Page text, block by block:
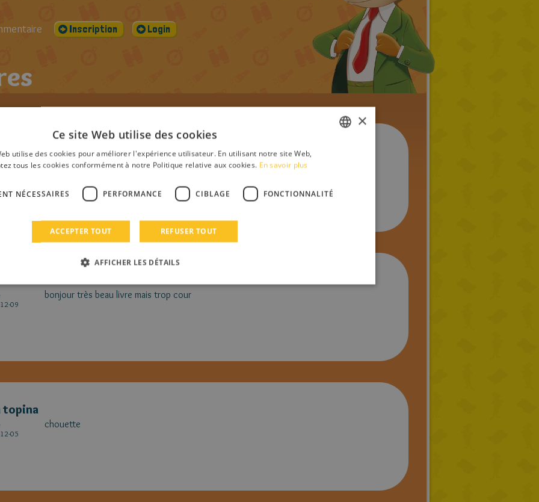
Inscription Login
je te m'est 3 étoile
signé ambre
09
bonjour très beau livre mais trop cour
topina
05
chouette
FRENCH
×
Ce site Web utilise des cookies
utilise des cookies pour améliorer l'expérience utilisateur. En utilisant notre site Web,
tous les cookies conformément à notre Politique relative aux cookies. En savoir plus
NÉCESSAIRES PERFORMANCE CIBLAGE FONCTIONNALITÉ
ACCEPTER TOUT REFUSER TOUT
AFFICHER LES DÉTAILS